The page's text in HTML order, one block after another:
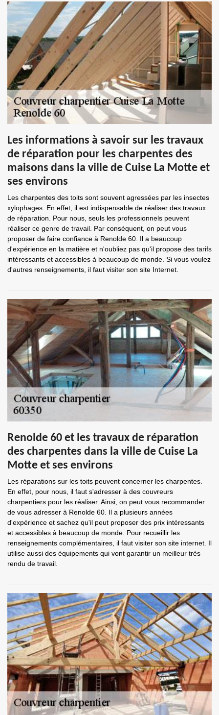
Les informations à savoir sur les travaux
de réparation pour les charpentes des
maisons dans la ville de Cuise La Motte et
ses environs
Les charpentes des toits sont souvent agressées par les insectes
xylophages. En effet, il est indispensable de réaliser des travaux
de réparation. Pour nous, seuls les professionnels peuvent
réaliser ce genre de travail. Par conséquent, on peut vous
proposer de faire confiance à Renolde 60. Il a beaucoup
d'expérience en la matière et n'oubliez pas qu'il propose des tarifs
intéressants et accessibles à beaucoup de monde. Si vous voulez
d'autres renseignements, il faut visiter son site Internet.
Renolde 60 et les travaux de réparation
des charpentes dans la ville de Cuise La
Motte et ses environs
Les réparations sur les toits peuvent concerner les charpentes.
En effet, pour nous, il faut s'adresser à des couvreurs
charpentiers pour les réaliser. Ainsi, on peut vous recommander
de vous adresser à Renolde 60. Il a plusieurs années
d'expérience et sachez qu'il peut proposer des prix intéressants
et accessibles à beaucoup de monde. Pour recueillir les
renseignements complémentaires, il faut visiter son site internet. Il
utilise aussi des équipements qui vont garantir un meilleur très
rendu de travail.